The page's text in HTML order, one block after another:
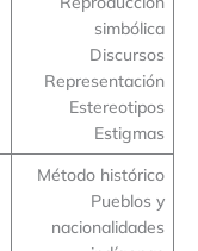
simbólica
Discursos
Representación
Estereotipos
Estigmas
Método histórico
Pueblos y
nacionalidades